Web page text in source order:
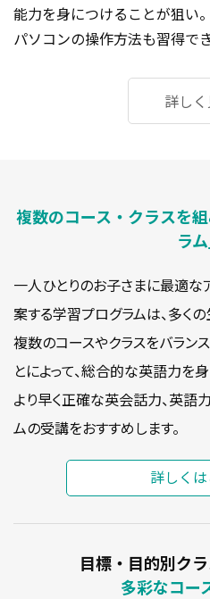
能力を身につけることが狙い
パソコンの操作方法も習得でき
詳し
複数のコース・クラスを
ラム
一人ひとりのお子さまに最適
案する学習プログラムは、多く
複数のコースやクラスをバラン
とによって、総合的な英語力を
より早く正確な英会話力、英語
ムの受講をおすすめします。
詳しく
目標・目的別ク
多彩なコー